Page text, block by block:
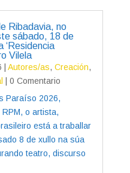
Ribadavia, no
sábado, 18 de
‘Residencia
Vilela
Autores/as, Creación,
| 0 Comentario
Paraíso 2026,
o artista,
está a traballar
8 de xullo na súa
teatro, discurso